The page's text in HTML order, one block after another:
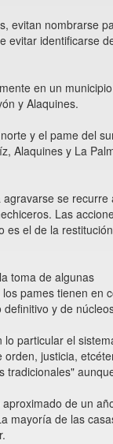
evitan nombrarse
evitar identificarse
en un
y Alaquines.
y el pame del
Alaquines y La
se recurre
Las
es el de la
toma de algunas
pames tienen en
y de
lo particular el
justicia,
tradicionales"
de un
mayoría de las